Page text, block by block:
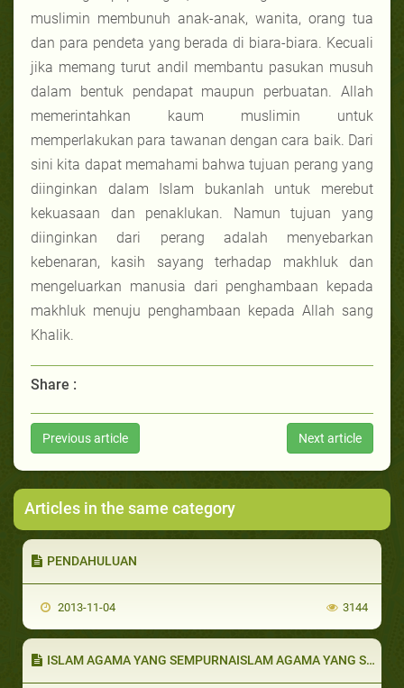
muslimin membunuh anak-anak, wanita, orang tua
dan para pendeta yang berada di biara-biara. Kecuali
jika memang turut andil membantu pasukan musuh
dalam bentuk pendapat maupun perbuatan. Allah
memerintahkan kaum muslimin untuk
memperlakukan para tawanan dengan cara baik. Dari
sini kita dapat memahami bahwa tujuan perang yang
diinginkan dalam Islam bukanlah untuk merebut
kekuasaan dan penaklukan. Namun tujuan yang
diinginkan dari perang adalah menyebarkan
kebenaran, kasih sayang terhadap makhluk dan
mengeluarkan manusia dari penghambaan kepada
makhluk menuju penghambaan kepada Allah sang
Khalik.
Share :
Previous article Next article
Articles in the same category
PENDAHULUAN
2013-11-04 3144
ISLAM AGAMA YANG SEMPURNAISLAM AGAMA YANG SEMPURNA